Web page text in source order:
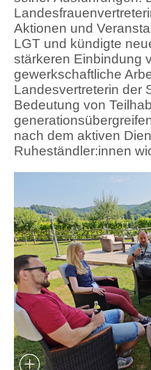
Aktionen und
LGT und kündigte
stärkeren Einbindung
gewerkschaftliche
Landesvertreterin der
Bedeutung von
nach dem aktiven
Ruheständler:innen